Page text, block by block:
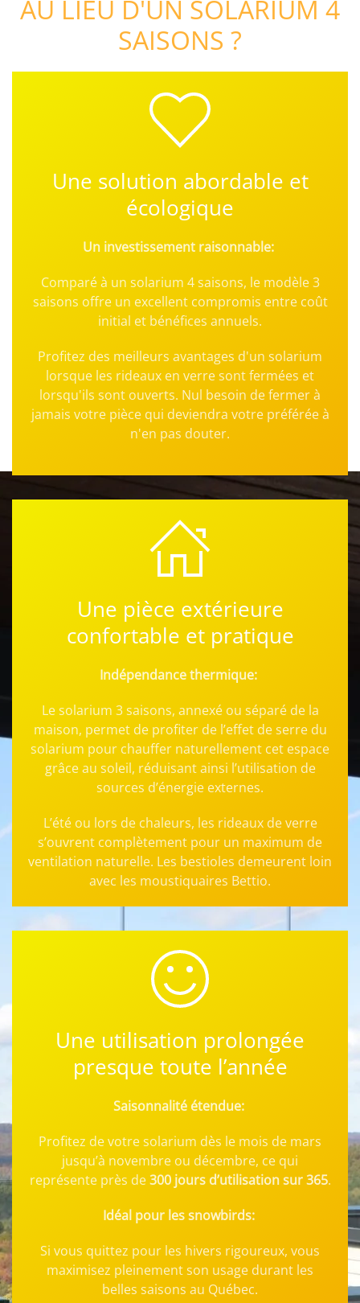
AU LIEU D'UN SOLARIUM 4
SAISONS ?
Une solution abordable et
écologique
Un investissement raisonnable:
Comparé à un solarium 4 saisons, le modèle 3
saisons offre un excellent compromis entre coût
initial et bénéfices annuels.
Profitez des meilleurs avantages d'un solarium
lorsque les rideaux en verre sont fermées et
lorsqu'ils sont ouverts. Nul besoin de fermer à
jamais votre pièce qui deviendra votre préférée à
n'en pas douter.
Une pièce extérieure
confortable et pratique
Indépendance thermique:
Le solarium 3 saisons, annexé ou séparé de la
maison, permet de profiterde l’effet de serre du
solarium pour chauffer naturellement cet espace
grâce au soleil, réduisant ainsi l’utilisation de
sources d’énergie externes.
L’été ou lors de chaleurs, les rideaux de verre
s’ouvrent complètement pour un maximum de
ventilation naturelle. Les bestioles demeurent loin
avec les moustiquaires Bettio.
Une utilisation prolongée
presque toute l’année
Saisonnalité étendue:
Profitez de votre solarium dès le mois de mars
jusqu’à novembre ou décembre, ce qui
représente près de 300 jours d’utilisation sur 365.
Idéal pour les snowbirds:
Si vous quittez pour les hivers rigoureux, vous
maximisez pleinement son usage durant les
belles saisons au Québec.